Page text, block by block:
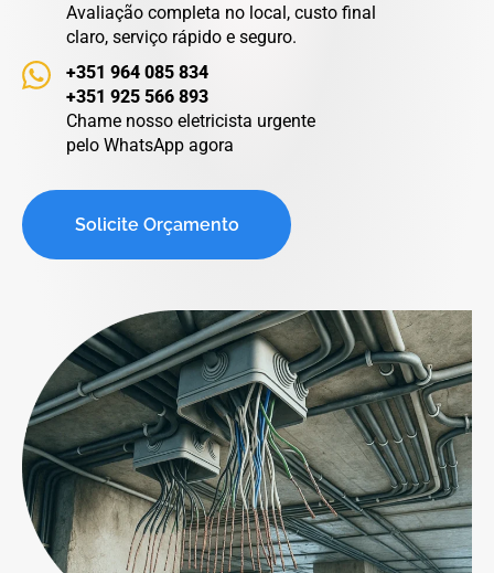
Avaliação completa no local, custo final
claro, serviço rápido e seguro.
+351 964 085 834
+351 925 566 893
Chame nosso eletricista urgente
pelo WhatsApp agora
Solicite Orçamento